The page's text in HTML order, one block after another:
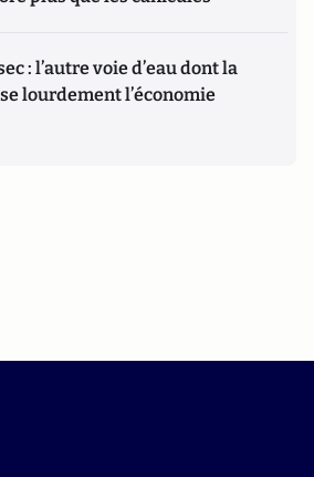
: l’autre voie d’eau dont la
lourdement l’économie